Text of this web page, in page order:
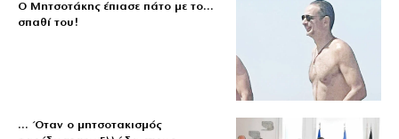
Ο Μητσοτάκης έπιασε πάτο με το…
σπαθί του!
… Όταν ο μητσοτακισμός